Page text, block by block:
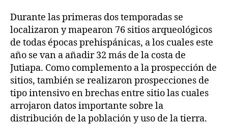
Durante las primeras dos temporadas se
localizaron y mapearon 76 sitios arqueológicos
de todas épocas prehispánicas, a los cuales este
año se van a añadir 32 más de la costa de
Jutiapa. Como complemento a la prospección de
sitios, también se realizaron prospecciones de
tipo intensivo en brechas entre sitio las cuales
arrojaron datos importante sobre la
distribución de la población y uso de la tierra.